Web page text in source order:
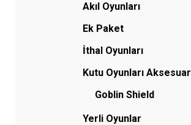
Akıl Oyunları
Ek Paket
İthal Oyunları
Kutu Oyunları Aksesuar
Goblin Shield
Yerli Oyunlar